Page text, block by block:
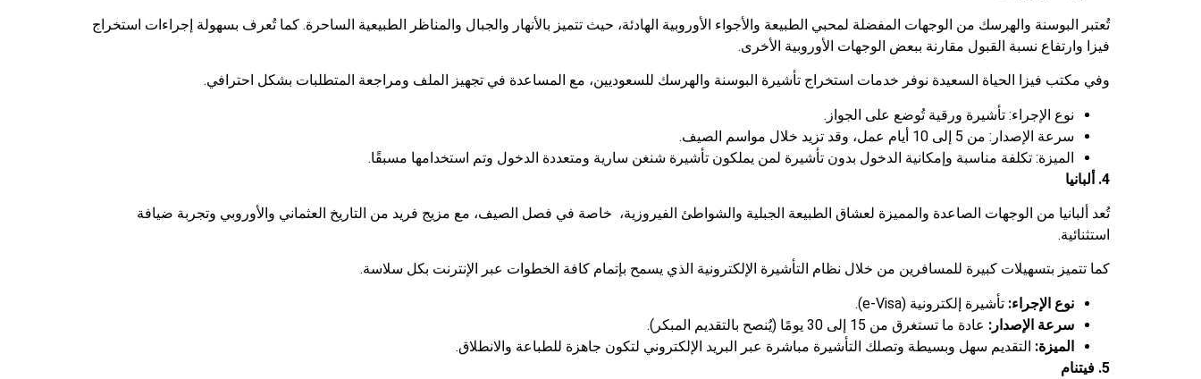
تُعتبر البوسنة والهرسك من الوجهات المفضلة لمحبي الطبيعة والأجواء الأوروبية الهادئة، حيث تتميز بالأنهار والجبال والمناظر الطبيعية الساحرة. كما تُعرف بسهولة إجراءات استخراج
فيزا وارتفاع نسبة القبول مقارنة ببعض الوجهات الأوروبية الأخرى.
وفي مكتب فيزا الحياة السعيدة نوفر خدمات استخراج تأشيرة البوسنة والهرسك للسعوديين، مع المساعدة في تجهيز الملف ومراجعة المتطلبات بشكل احترافي.
نوع الإجراء: تأشيرة ورقية تُوضع على الجواز.
سرعة الإصدار: من 5 إلى 10 أيام عمل، وقد تزيد خلال مواسم الصيف.
الميزة: تكلفة مناسبة وإمكانية الدخول بدون تأشيرة لمن يملكون تأشيرة شنغن سارية ومتعددة الدخول وتم استخدامها مسبقًا.
4. ألبانيا
تُعد ألبانيا من الوجهات الصاعدة والمميزة لعشاق الطبيعة الجبلية والشواطئ الفيروزية، خاصة في فصل الصيف، مع مزيج فريد من التاريخ العثماني والأوروبي وتجربة ضيافة
استثنائية.
كما تتميز بتسهيلات كبيرة للمسافرين من خلال نظام التأشيرة الإلكترونية الذي يسمح بإتمام كافة الخطوات عبر الإنترنت بكل سلاسة.
نوع الإجراء: تأشيرة إلكترونية (e-Visa).
سرعة الإصدار: عادة ما تستغرق من 15 إلى 30 يومًا (يُنصح بالتقديم المبكر).
الميزة: التقديم سهل وبسيطة وتصلك التأشيرة مباشرة عبر البريد الإلكتروني لتكون جاهزة للطباعة والانطلاق.
5. فيتنام